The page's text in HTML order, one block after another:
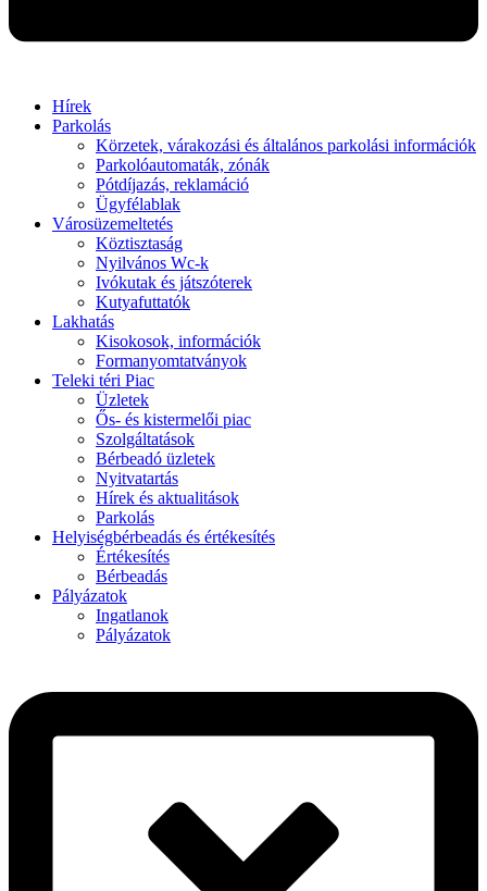
Hírek
Parkolás
Körzetek, várakozási és általános parkolási információk
Parkolóautomaták, zónák
Pótdíjazás, reklamáció
Ügyfélablak
Városüzemeltetés
Köztisztaság
Nyilvános Wc-k
Ivókutak és játszóterek
Kutyafuttatók
Lakhatás
Kisokosok, információk
Formanyomtatványok
Teleki téri Piac
Üzletek
Ős- és kistermelői piac
Szolgáltatások
Bérbeadó üzletek
Nyitvatartás
Hírek és aktualitások
Parkolás
Helyiségbérbeadás és értékesítés
Értékesítés
Bérbeadás
Pályázatok
Ingatlanok
Pályázatok